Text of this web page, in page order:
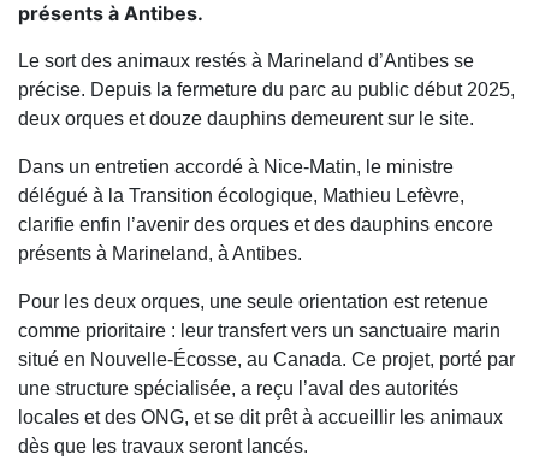
présents à Antibes.
Le sort des animaux restés à Marineland d’Antibes se
précise. Depuis la fermeture du parc au public début 2025,
deux orques et douze dauphins demeurent sur le site.
Dans un entretien accordé à Nice-Matin, le ministre
délégué à la Transition écologique, Mathieu Lefèvre,
clarifie enfin l’avenir des orques et des dauphins encore
présents à Marineland, à Antibes.
Pour les deux orques, une seule orientation est retenue
comme prioritaire : leur transfert vers un sanctuaire marin
situé en Nouvelle-Écosse, au Canada. Ce projet, porté par
une structure spécialisée, a reçu l’aval des autorités
locales et des ONG, et se dit prêt à accueillir les animaux
dès que les travaux seront lancés.